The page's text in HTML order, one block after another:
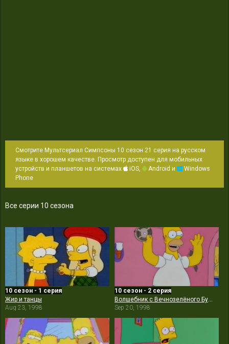
Смотрите Мультсериал Симпсоны 10 сезон 21 серия на русском
языке в хорошем качестве. Просмотр доступен для мобильных
устройств и планшетов на системах
iOS, Android и
Windows
Phone
Все серии 10 сезона
10 сезон - 1 серия
Жир и танцы
Aug 23, 1998
10 сезон - 2 серия
Волшебник с Вечнозелёного Бульвара
Sep 20, 1998